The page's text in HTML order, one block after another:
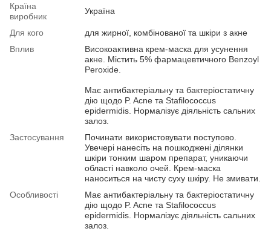
Країна
виробник
Україна
Для кого
для жирної, комбінованої та шкіри з акне
Вплив
Високоактивна крем-маска для усунення
акне. Містить 5% фармацевтичного Benzoyl
Peroxide.
Має антибактеріальну та бактеріостатичну
дію щодо P. Acne та Stafilococcus
epidermidis. Нормалізує діяльність сальних
залоз.
Застосування
Починати використовувати поступово.
Увечері нанесіть на пошкоджені ділянки
шкіри тонким шаром препарат, уникаючи
області навколо очей. Крем-маска
наноситься на чисту суху шкіру. Не змивати.
Особливості
Має антибактеріальну та бактеріостатичну
дію щодо P. Acne та Stafilococcus
epidermidis. Нормалізує діяльність сальних
залоз.